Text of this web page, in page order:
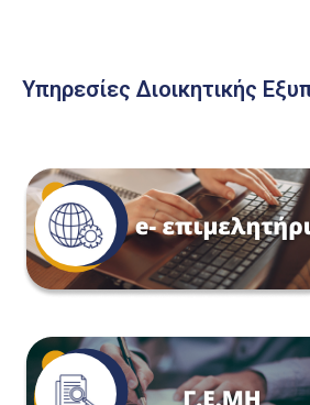
Υπηρεσίες Διοικητικής